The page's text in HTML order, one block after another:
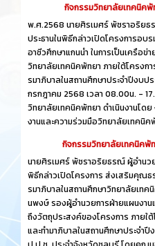
กิจกรรมวิทยาลัยเทคนิคพั
พ.ศ.2568 นายศิรเมศร์ พัชราอริย
ประธานในพิธีกล่าวเปิดโครงการอ
อาชีวศึกษาแกนนำ ในการเป็นเครือข่
วิทยาลัยเทคนิคพัทยา ภายใต้โครง
รมาภิบาลในสถานศึกษาประจำปีงบป
กรกฎาคม 2568 เวลา 08.00น. -
วิทยาลัยเทคนิคพัทยา ดำเนินงานโด
งานและความร่วมมือวิทยาลัยเทคนิค
กิจกรรมวิทยาลัยเทคนิคพั
นายศิรเมศร์ พัชราอริยธรณ์ ผู้อำนว
พิธีกล่าวเปิดโครงการ ส่งเสริมคุณธ
รมาภิบาลในสถานศึกษาวิทยาลัยเท
นพงษ์ รองผู้อำนวยการฝ่ายแผนงาน
ถึงวัตถุประสงค์ของโครงการ ภาย
และทำมาภิบาลในสถานศึกษาประจำ